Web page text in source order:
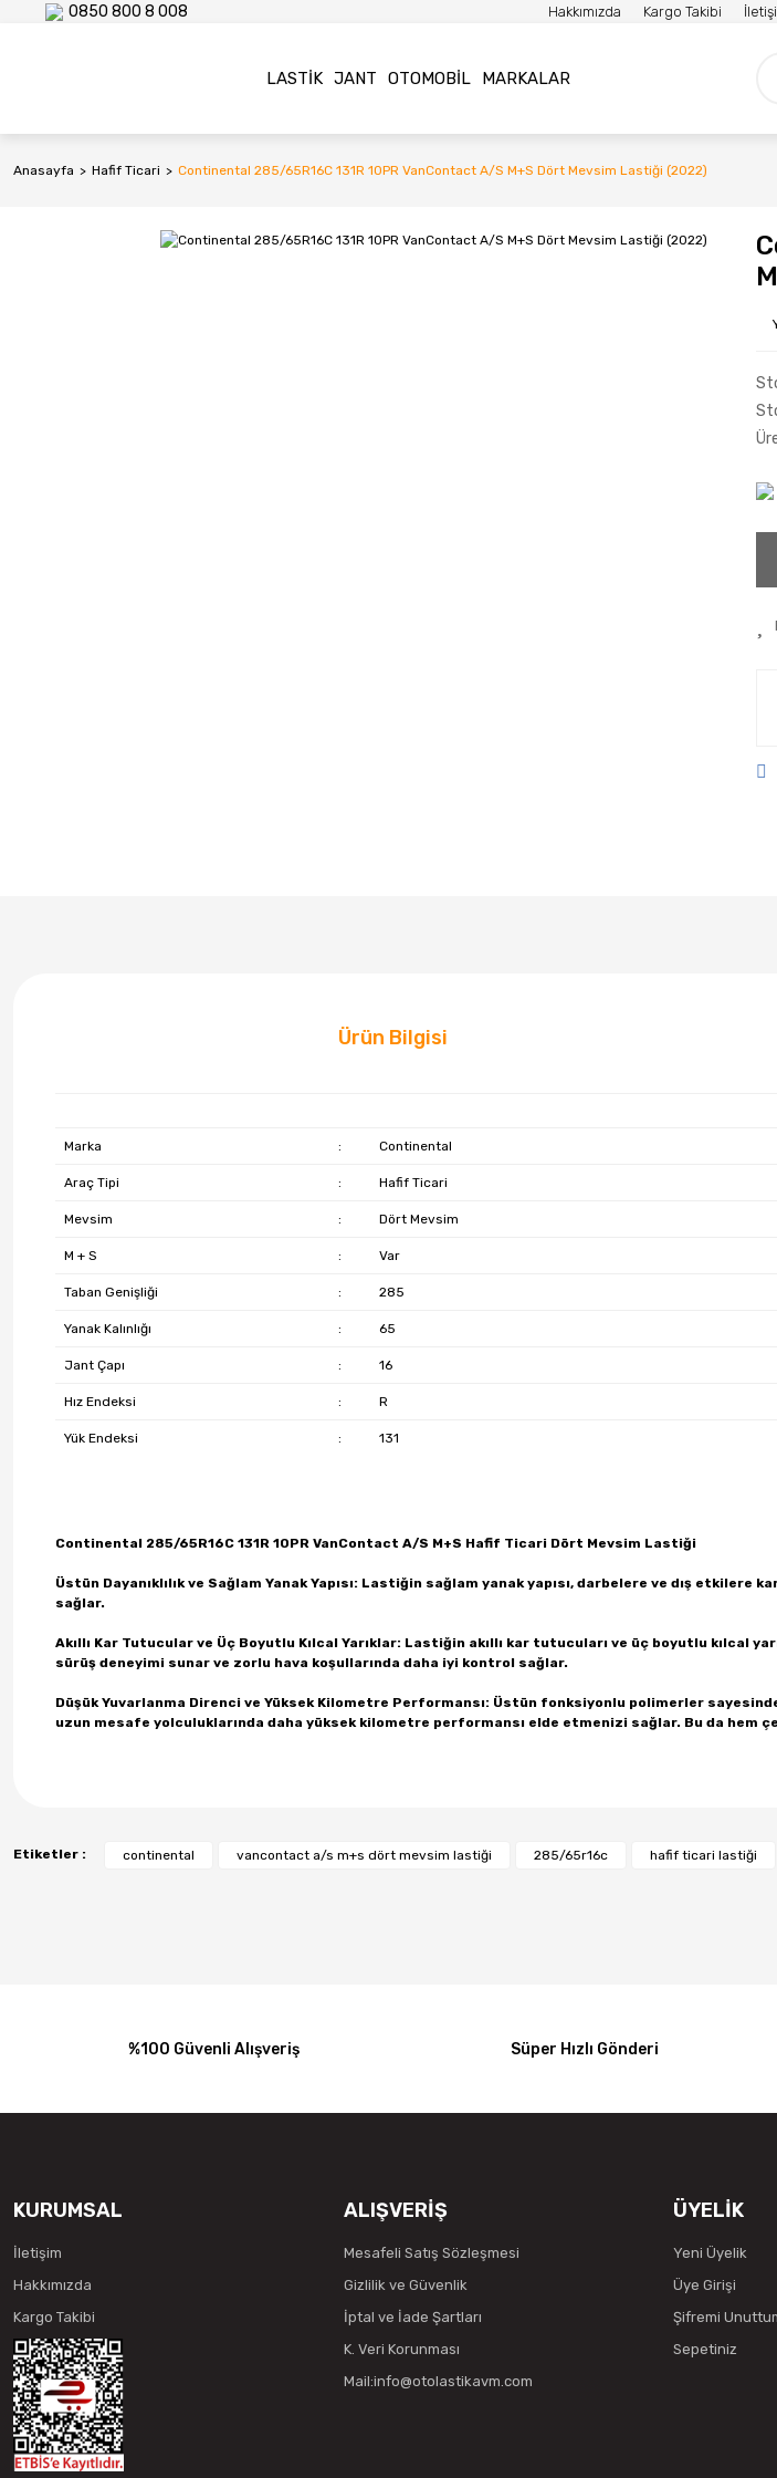
0850 800 8 008 Hakkımızda Kargo Takibi
LASTIK JANT OTOMOBIL MARKALAR
Anasayfa Hafif Ticari Continental 285/65R16C 131R 10PR VanContact A/S M+S Dört Mevsim Lastiği (2022)
Ürün Bilgisi
Marka : Continental
Araç Tipi : Hafif Ticari
Mevsim : Dört Mevsim
M + S : Var
Taban Genişliği : 285
Yanak Kalınlığı : 65
Jant Çapı : 16
Hız Endeksi : R
Yük Endeksi : 131
Continental 285/65R16C 131R 10PR VanContact A/S M+S Hafif Ticari Dört Mevsim Lastiği
Üstün Dayanıklılık ve Sağlam Yanak Yapısı: Lastiğin sağlam yanak yapısı, darbelere ve dış etkilere
sağlar.
Akıllı Kar Tutucular ve Üç Boyutlu Kılcal Yarıklar: Lastiğin akıllı kar tutucuları ve üç boyutlu
sürüş deneyimi sunar ve zorlu hava koşullarında daha iyi kontrol sağlar.
Düşük Yuvarlanma Direnci ve Yüksek Kilometre Performansı: Üstün fonksiyonlu polimerler
uzun mesafe yolculuklarında daha yüksek kilometre performansı elde etmenizi sağlar. Bu da hem
Etiketler : continental vancontact a/s m+s dört mevsim lastiği 285/65r16c hafif ticari lastiği
%100 Güvenli Alışveriş Süper Hızlı Gönderi
KURUMSAL
İletişim
Hakkımızda
Kargo Takibi
ALIŞVERİŞ
Mesafeli Satış Sözleşmesi
Gizlilik ve Güvenlik
İptal ve İade Şartları
K. Veri Korunması
Mail:info@otolastikavm.com
ÜYELİK
Yeni Üyelik
Üye Girişi
Şifremi
Sepetiniz